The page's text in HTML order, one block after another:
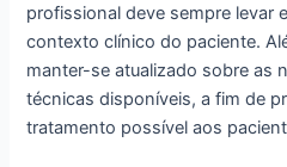
profissional deve sempre levar
contexto clínico do paciente.
manter-se atualizado sobre as
técnicas disponíveis, a fim de
tratamento possível aos